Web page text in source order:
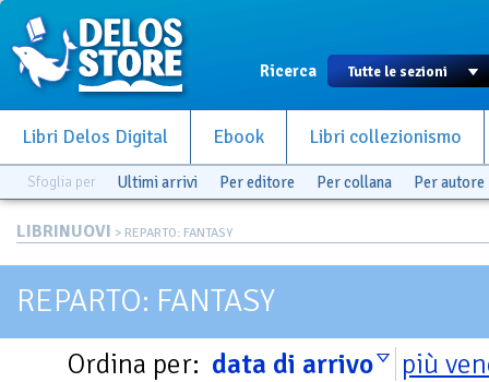
Ricerca
Libri Delos Digital Ebook Libri collezionismo
Sfoglia per Ultimi arrivi Per editore Per collana Per autore
LIBRINUOVI > REPARTO: FANTASY
REPARTO: FANTASY
Ordina per: data di arrivo più